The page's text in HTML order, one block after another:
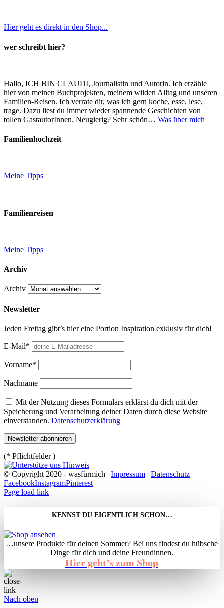
Hier geht es direkt in den Shop...
wer schreibt hier?
Hallo, ICH BIN CLAUDI, Journalistin und Autorin. Ich erzähle
hier von meinen Buchprojekten, meinem wilden Alltag und unseren
Familien-Reisen. Ich verrate dir, was ich gern koche, esse, lese,
trage. Dazu liest du immer wieder spannende Geschichten von
tollen GastautorInnen. Neugierig? Sehr schön… Was über mich
Familienhochzeit
Meine Tipps
Familienreisen
Meine Tipps
Archiv
Archiv
Newsletter
Jeden Freitag gibt’s hier eine Portion Inspiration exklusiv für dich!
E-Mail*
Vorname*
Nachname
Mit der Nutzung dieses Formulars erklärst du dich mit der
Speicherung und Verarbeitung deiner Daten durch diese Website
einverstanden. Datenschutzerklärung
(* Pflichtfelder )
© Copyright 2020 - wasfürmich | Impressum | Datenschutz
FacebookInstagramPinterest
Page load link
KENNST DU EIGENTLICH SCHON…
…unsere Produkte für deinen Sommer? Bei uns findest du hübsche
Dinge für dich und deine Freundinnen.
Hier geht’s zum Shop
Nach oben